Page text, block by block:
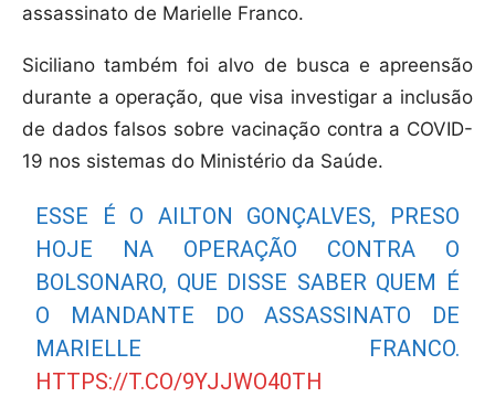
assassinato de Marielle Franco.
Siciliano também foi alvo de busca e apreensão
durante a operação, que visa investigar a inclusão
de dados falsos sobre vacinação contra a COVID-
19 nos sistemas do Ministério da Saúde.
ESSE É O AILTON GONÇALVES, PRESO
HOJE NA OPERAÇÃO CONTRA O
BOLSONARO, QUE DISSE SABER QUEM É
O MANDANTE DO ASSASSINATO DE
MARIELLE FRANCO.
HTTPS://T.CO/9YJJWO40TH